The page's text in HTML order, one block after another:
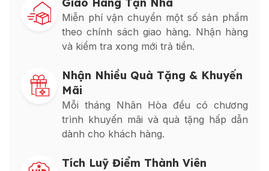
Giao Hàng Tận Nhà
Miễn phí vận chuyển một số sản phẩm
theo chính sách giao hàng. Nhận hàng
và kiểm tra xong mới trả tiền.
Nhận Nhiều Quà Tặng & Khuyến
Mãi
Mỗi tháng Nhân Hòa đều có chương
trình khuyến mãi và quà tặng hấp dẫn
dành cho khách hàng.
Tích Luỹ Điểm Thành Viên